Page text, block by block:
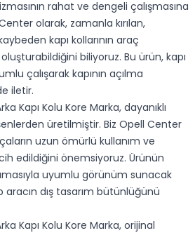
rahat ve dengeli çalışmasına
olarak, zamanla kırılan,
kapı kollarının araç
oluşturabildiğini biliyoruz. Bu ürün, kapı
çalışarak kapının açılma
iletir.
Kapı Kolu Kore Marka, dayanıklı
üretilmiştir. Biz Opell Center
uzun ömürlü kullanım ve
edildiğini önemsiyoruz. Ürünün
uyumlu görünüm sunacak
aracın dış tasarım bütünlüğünü
Kapı Kolu Kore Marka, orijinal